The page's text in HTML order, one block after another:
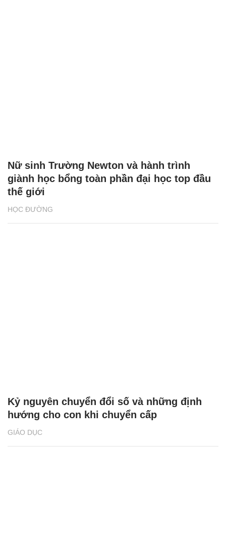
HỌC ĐƯỜNG
Nữ sinh Trường Newton và hành trình
giành học bổng toàn phần đại học top đầu
thế giới
GIÁO DỤC
Kỷ nguyên chuyển đổi số và những định
hướng cho con khi chuyển cấp